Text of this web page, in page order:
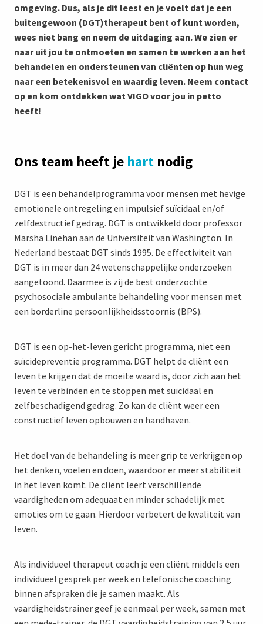
omgeving. Dus, als je dit leest en je voelt dat je een
buitengewoon (DGT)therapeut bent of kunt worden,
wees niet bang en neem de uitdaging aan. We zien er
naar uit jou te ontmoeten en samen te werken aan het
behandelen en ondersteunen van cliënten op hun weg
naar een betekenisvol en waardig leven. Neem contact
op en kom ontdekken wat VIGO voor jou in petto
heeft!
Ons team heeft je hart nodig
DGT is een behandelprogramma voor mensen met hevige
emotionele ontregeling en impulsief suïcidaal en/of
zelfdestructief gedrag. DGT is ontwikkeld door professor
Marsha Linehan aan de Universiteit van Washington. In
Nederland bestaat DGT sinds 1995. De effectiviteit van
DGT is in meer dan 24 wetenschappelijke onderzoeken
aangetoond. Daarmee is zij de best onderzochte
psychosociale ambulante behandeling voor mensen met
een borderline persoonlijkheidsstoornis (BPS).
DGT is een op-het-leven gericht programma, niet een
suïcidepreventie programma. DGT helpt de cliënt een
leven te krijgen dat de moeite waard is, door zich aan het
leven te verbinden en te stoppen met suïcidaal en
zelfbeschadigend gedrag. Zo kan de cliënt weer een
constructief leven opbouwen en handhaven.
Het doel van de behandeling is meer grip te verkrijgen op
het denken, voelen en doen, waardoor er meer stabiliteit
in het leven komt. De cliënt leert verschillende
vaardigheden om adequaat en minder schadelijk met
emoties om te gaan. Hierdoor verbetert de kwaliteit van
leven.
Als individueel therapeut coach je een cliënt middels een
individueel gesprek per week en telefonische coaching
binnen afspraken die je samen maakt. Als
vaardigheidstrainer geef je eenmaal per week, samen met